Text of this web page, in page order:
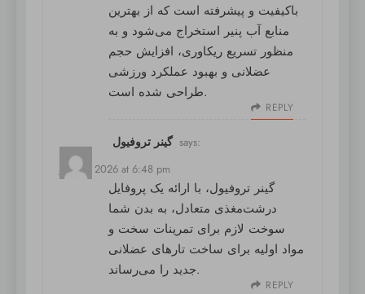
باکیفیت و پیشرفته است که از بهترین
منابع آب پنیر استخراج می‌شود و به
منظور تسریع ریکاوری، افزایش حجم
عضلانی و بهبود عملکرد ورزشی
طراحی شده است.
REPLY
گینر تروفیول says:
July 11, 2026 at 6:48 pm
گینر تروفیول، با ارائه یک پروفایل
درشت‌مغذی متعادل، به بدن شما
سوخت لازم برای تمرینات سخت و
مواد اولیه برای ساخت تارهای عضلانی
جدید را می‌رساند.
REPLY